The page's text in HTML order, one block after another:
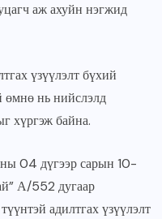
аж ахуйн нэгжид
үзүүлэлт бүхий
өмнө нь нийслэлд
хүргэж байна.
04 дүгээр сарын 10-
А/552 дугаар
адилтгах үзүүлэлт